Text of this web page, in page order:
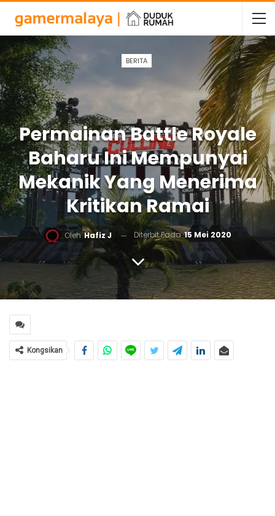
BERITA
Permainan Battle Royale
Baharu Ini Mempunyai
Mekanik Yang Menerima
Kritikan Ramai
OlehHafiz J Diterbit Pada15 Mei 2020
Kongsikan